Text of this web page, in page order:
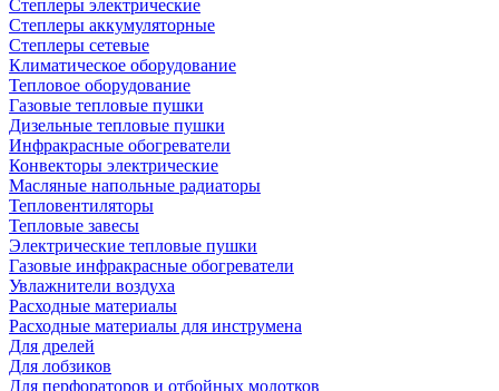
Степлеры электрические
Степлеры аккумуляторные
Степлеры сетевые
Климатическое оборудование
Тепловое оборудование
Газовые тепловые пушки
Дизельные тепловые пушки
Инфракрасные обогреватели
Конвекторы электрические
Масляные напольные радиаторы
Тепловентиляторы
Тепловые завесы
Электрические тепловые пушки
Газовые инфракрасные обогреватели
Увлажнители воздуха
Расходные материалы
Расходные материалы для инструмена
Для дрелей
Для лобзиков
Для перфораторов и отбойных молотков